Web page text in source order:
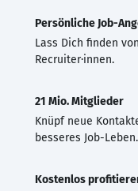
Persönliche Job-
Lass Dich finden
Recruiter·innen.
21 Mio. Mitglieder
Knüpf neue
besseres Job-Leben.
Kostenlos